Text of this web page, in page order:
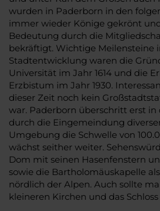
wurden in Paderborn in den
immer wieder Könige gekrönt
Bedeutung durch die
bekräftigt. Wichtige Meilensteine
Stadtentwicklung waren die
Universität im Jahr 1614 und die
Erzbistum im Jahr 1930.
dieser Zeit noch kein
war. Paderborn überschritt erst in
durch die Eingemeindung
Umgebung die Schwelle von
wächst seither weiter.
Dom mit seinen Hasenfenstern
sowie die Bartholomäuskapelle
nördlich der Alpen. Auch sollte
kleineren Kirchen und das